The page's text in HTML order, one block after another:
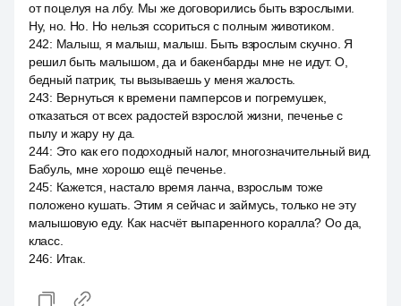
от поцелуя на лбу. Мы же договорились быть взрослыми.
Ну, но. Но. Но нельзя ссориться с полным животиком.
242: Малыш, я малыш, малыш. Быть взрослым скучно. Я
решил быть малышом, да и бакенбарды мне не идут. О,
бедный патрик, ты вызываешь у меня жалость.
243: Вернуться к времени памперсов и погремушек,
отказаться от всех радостей взрослой жизни, печенье с
пылу и жару ну да.
244: Это как его подоходный налог, многозначительный вид.
Бабуль, мне хорошо ещё печенье.
245: Кажется, настало время ланча, взрослым тоже
положено кушать. Этим я сейчас и займусь, только не эту
малышовую еду. Как насчёт выпаренного коралла? Оо да,
класс.
246: Итак.